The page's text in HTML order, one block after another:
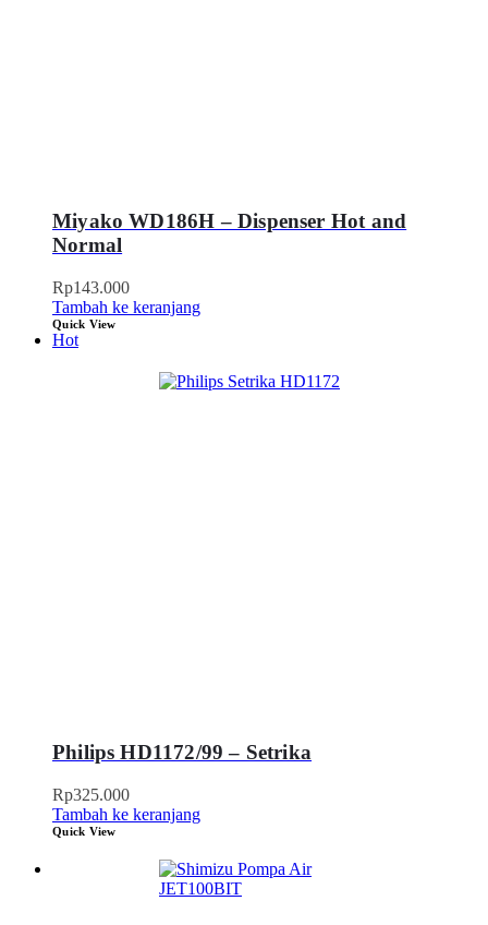
Miyako WD186H – Dispenser Hot and
Normal
Rp143.000
Tambah ke keranjang
Quick View
Hot
Philips HD1172/99 – Setrika
Rp325.000
Tambah ke keranjang
Quick View